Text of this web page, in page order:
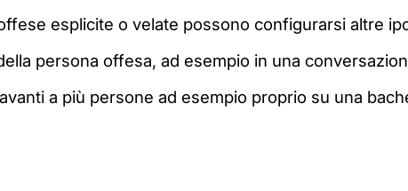
esplicite o velate possono configurarsi altre
persona offesa, ad esempio in una
a più persone ad esempio proprio su una